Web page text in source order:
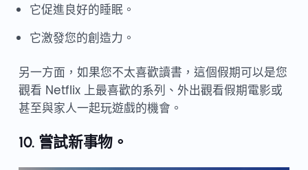
它促進良好的睡眠。
它激發您的創造力。
另一方面，如果您不太喜歡讀書，這個假期可以是您
觀看 Netflix 上最喜歡的系列、外出觀看假期電影或
甚至與家人一起玩遊戲的機會。
10. 嘗試新事物。